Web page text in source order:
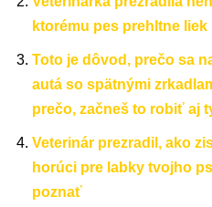
ktorému pes prehltne
Toto je dôvod, prečo sa
autá so spätnými
prečo, začneš to robiť aj
Veterinár prezradil, ako
horúci pre labky tvojho
poznať